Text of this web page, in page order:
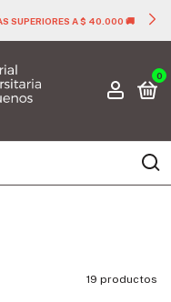
🚚 ENVÍO GRATIS PARA TODAS
0
19 productos